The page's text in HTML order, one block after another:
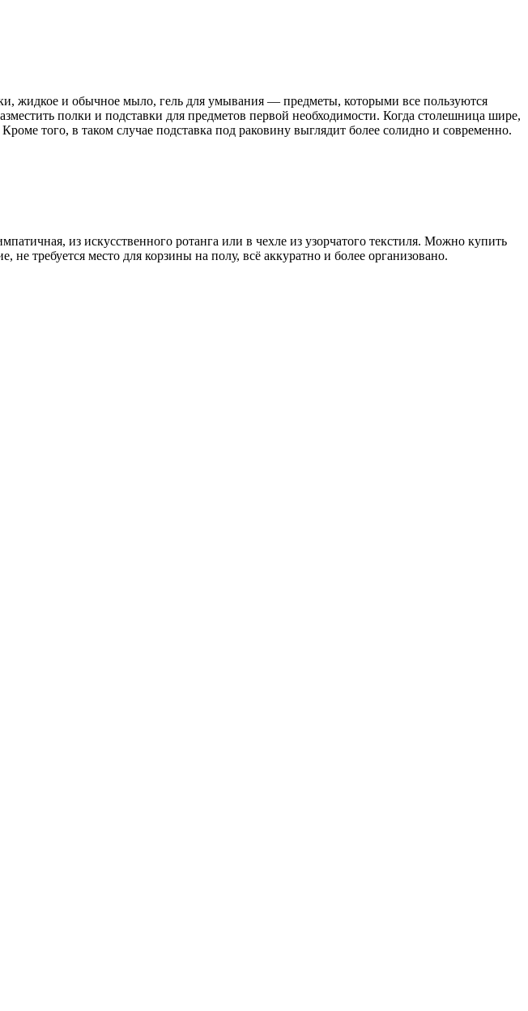
жидкое и обычное мыло, гель для умывания — предметы, которыми все пользуются
полки и подставки для предметов первой необходимости. Когда столешница шире,
того, в таком случае подставка под раковину выглядит более солидно и современно.
из искусственного ротанга или в чехле из узорчатого текстиля. Можно купить
требуется место для корзины на полу, всё аккуратно и более организовано.